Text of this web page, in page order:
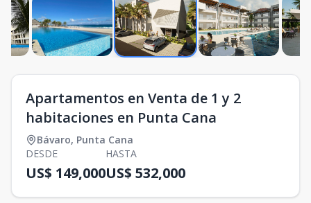
Apartamentos en Venta de 1 y 2
habitaciones en Punta Cana
Bávaro, Punta Cana
DESDE
US$ 149,000
HASTA
US$ 532,000